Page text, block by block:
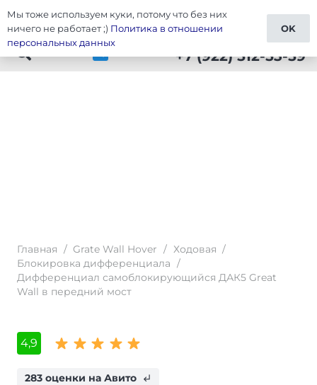
Тюнинг Wall Hover
+7 (922) 512-53-59
Главная / Grate Wall Hover / Ходовая /
Блокировка дифференциала /
Дифференциал самоблокирующийся ДАК5 Great
Wall в передний мост
4,9
283 оценки на Авито subdirectory_arrow_left
Мы тоже используем куки, потому что без них
ничего не работает ;) Политика в отношении
персональных данных
OK